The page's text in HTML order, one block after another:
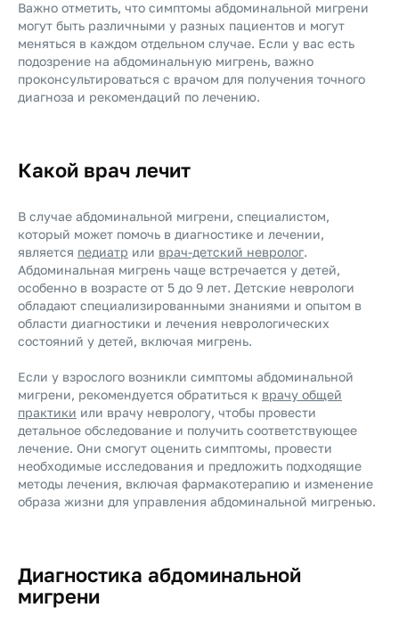
Важно отметить, что симптомы абдоминальной мигрени
могут быть различными у разных пациентов и могут
меняться в каждом отдельном случае. Если у вас есть
подозрение на абдоминальную мигрень, важно
проконсультироваться с врачом для получения точного
диагноза и рекомендаций по лечению.
Какой врач лечит
В случае абдоминальной мигрени, специалистом,
который может помочь в диагностике и лечении,
является педиатр или врач-детский невролог.
Абдоминальная мигрень чаще встречается у детей,
особенно в возрасте от 5 до 9 лет. Детские неврологи
обладают специализированными знаниями и опытом в
области диагностики и лечения неврологических
состояний у детей, включая мигрень.
Если у взрослого возникли симптомы абдоминальной
мигрени, рекомендуется обратиться к врачу общей
практики или врачу неврологу, чтобы провести
детальное обследование и получить соответствующее
лечение. Они смогут оценить симптомы, провести
необходимые исследования и предложить подходящие
методы лечения, включая фармакотерапию и изменение
образа жизни для управления абдоминальной мигренью.
Диагностика абдоминальной
мигрени